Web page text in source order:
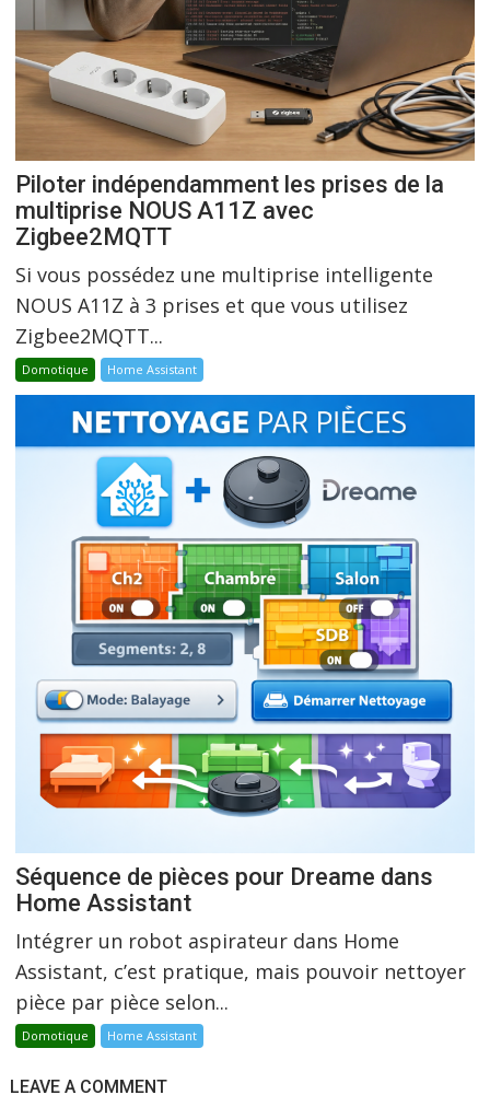
Piloter indépendamment les prises de la
multiprise NOUS A11Z avec
Zigbee2MQTT
Si vous possédez une multiprise intelligente
NOUS A11Z à 3 prises et que vous utilisez
Zigbee2MQTT...
Domotique Home Assistant
Séquence de pièces pour Dreame dans
Home Assistant
Intégrer un robot aspirateur dans Home
Assistant, c’est pratique, mais pouvoir nettoyer
pièce par pièce selon...
Domotique Home Assistant
LEAVE A COMMENT